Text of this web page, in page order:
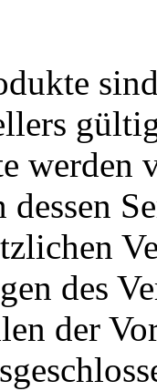
werden
des
der